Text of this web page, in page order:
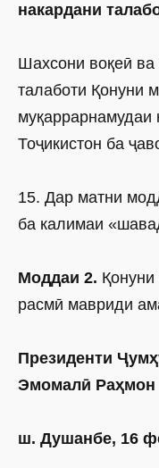
накардани
Шахсони воқеӣ ва
талаботи Қонуни
муқаррарнамудаи
Тоҷикистон ба
15. Дар матни
ба калимаи
Моддаи 2. Қонуни
расмӣ мавриди
Президенти
Эмомалӣ Раҳмон
ш. Душанбе, 16